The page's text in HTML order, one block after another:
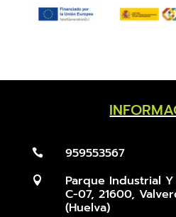
 959553567
 Parque Industrial
C-07, 21600,
(Huelva)